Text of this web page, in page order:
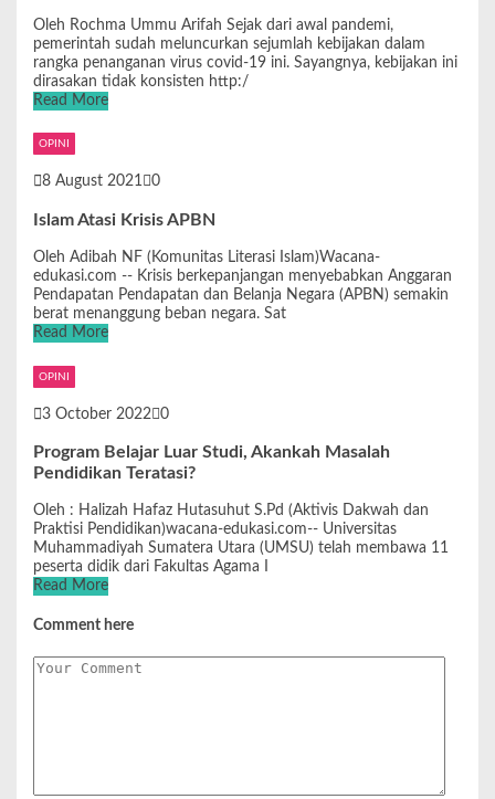
Oleh Rochma Ummu Arifah Sejak dari awal pandemi,
pemerintah sudah meluncurkan sejumlah kebijakan dalam
rangka penanganan virus covid-19 ini. Sayangnya, kebijakan ini
dirasakan tidak konsisten http:/
Read More
OPINI
8 August 2021 0
Islam Atasi Krisis APBN
Oleh Adibah NF (Komunitas Literasi Islam)Wacana-
edukasi.com -- Krisis berkepanjangan menyebabkan Anggaran
Pendapatan Pendapatan dan Belanja Negara (APBN) semakin
berat menanggung beban negara. Sat
Read More
OPINI
3 October 2022 0
Program Belajar Luar Studi, Akankah Masalah
Pendidikan Teratasi?
Oleh : Halizah Hafaz Hutasuhut S.Pd (Aktivis Dakwah dan
Praktisi Pendidikan)wacana-edukasi.com-- Universitas
Muhammadiyah Sumatera Utara (UMSU) telah membawa 11
peserta didik dari Fakultas Agama I
Read More
Comment here